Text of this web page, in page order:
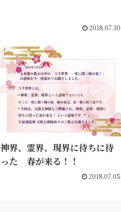
2018.07.30
神界、霊界、現界に待ちに待
った 春が来る！！
2018.07.05